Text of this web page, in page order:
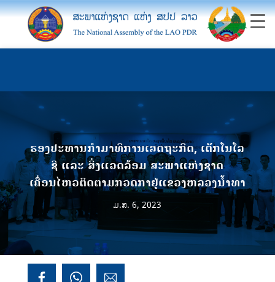
ຮອງປະທານກຳມາທິການເສດຖະກິດ, ເຕັກໂນໂລ
ຊີ ແລະ ສິ່ງແວດລ້ອມ ສະພາແຫ່ງຊາດ
ເຄື່ອນໄຫວຕິດຕາມກວດກາຢູ່ແຂວງຫລວງນໍ້າທາ
ມ.ສ. 6, 2023